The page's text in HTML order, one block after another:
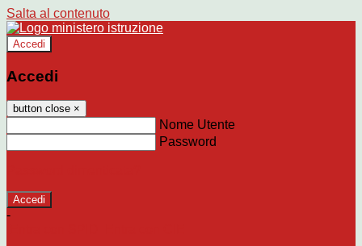
Salta al contenuto
Accedi
Accedi
button close ×
Nome Utente
Password
-